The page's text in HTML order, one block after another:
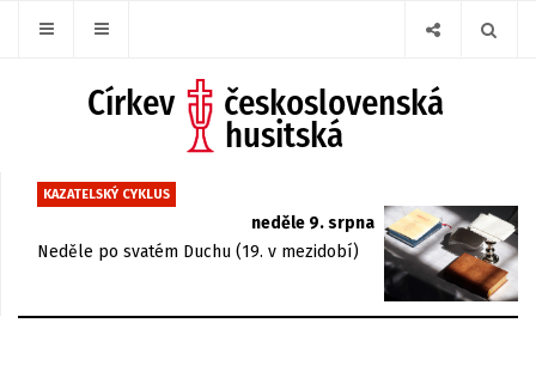
KAZATELSKÝ CYKLUS
neděle 9. srpna
Neděle po svatém Duchu (19. v mezidobí)